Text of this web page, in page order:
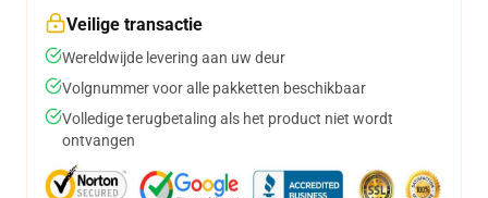
Veilige transactie
Wereldwijde levering aan uw deur
Volgnummer voor alle pakketten beschikbaar
Volledige terugbetaling als het product niet wordt
ontvangen